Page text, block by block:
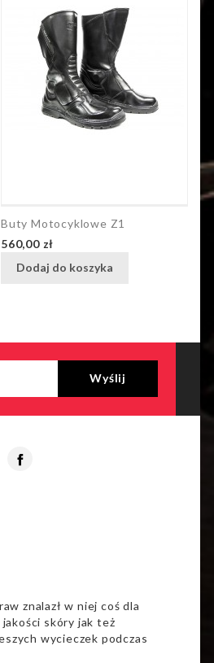
Buty Motocyklowe Z1
Cena
560,00 zł
Dodaj do koszyka
znalazł w niej coś dla
skóry jak też
wycieczek podczas